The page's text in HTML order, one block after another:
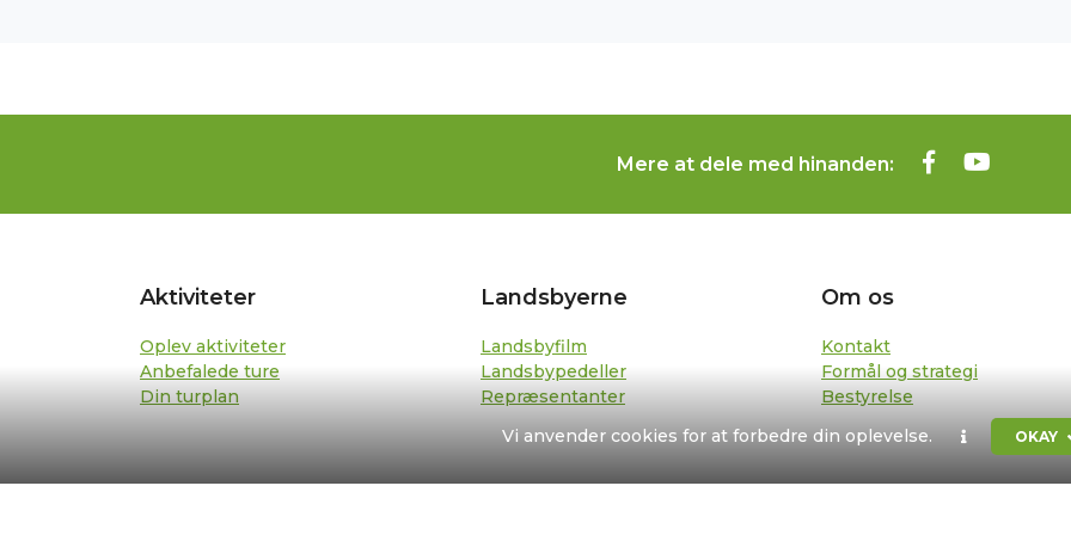
Vi anvender cookies for at forbedre din oplevelse. OKAY
Mere at dele med hinanden:
Aktiviteter
Oplev aktiviteter
Anbefalede ture
Din turplan
Landsbyerne
Landsbyfilm
Landsbypedeller
Repræsentanter
Om os
Kontakt
Formål og strategi
Bestyrelse